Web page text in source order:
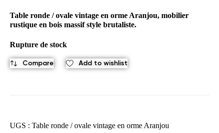
Table ronde / ovale vintage en orme Aranjou, mobilier
rustique en bois massif style brutaliste.
Rupture de stock
Compare Add to wishlist
UGS : Table ronde / ovale vintage en orme Aranjou